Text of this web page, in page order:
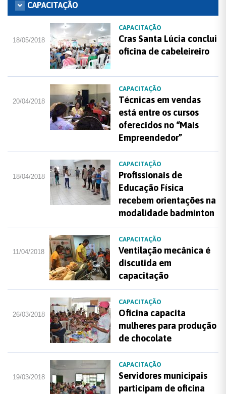
CAPACITAÇÃO
18/05/2018
CAPACITAÇÃO
Cras Santa Lúcia conclui
oficina de cabeleireiro
20/04/2018
CAPACITAÇÃO
Técnicas em vendas
está entre os cursos
oferecidos no “Mais
Empreendedor”
18/04/2018
CAPACITAÇÃO
Profissionais de
Educação Física
recebem orientações na
modalidade badminton
11/04/2018
CAPACITAÇÃO
Ventilação mecânica é
discutida em
capacitação
26/03/2018
CAPACITAÇÃO
Oficina capacita
mulheres para produção
de chocolate
19/03/2018
CAPACITAÇÃO
Servidores municipais
participam de oficina